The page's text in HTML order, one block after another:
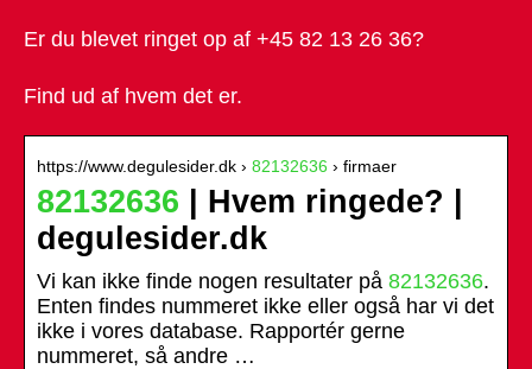
Er du blevet ringet op af +45 82 13 26 36?
Find ud af hvem det er.
https://www.degulesider.dk › 82132636 › firmaer
82132636 | Hvem ringede? |
degulesider.dk
Vi kan ikke finde nogen resultater på 82132636.
Enten findes nummeret ikke eller også har vi det
ikke i vores database. Rapportér gerne
nummeret, så andre …